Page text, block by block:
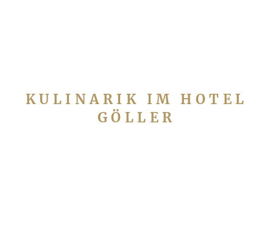
KULINARIK IM HOTEL
GÖLLER